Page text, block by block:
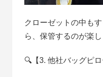
クローゼットの中も
ら、保管するのが楽し
🔍【3. 他社バッグピロ